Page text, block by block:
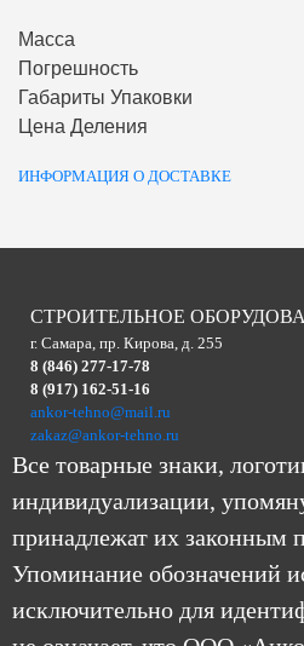
Масса
Погрешность
Габариты Упаковки
Цена Деления
ИНФОРМАЦИЯ О ДОСТАВКЕ
СТРОИТЕЛЬНОЕ
г. Самара, пр. Кирова, д. 255
8 (846) 277-17-78
8 (917) 162-51-16
ankor-tehno@mail.ru
zakaz@ankor-tehno.ru
Все товарные знаки,
индивидуализации,
принадлежат их законным
Упоминание обозначений
исключительно для